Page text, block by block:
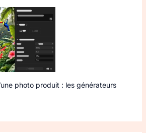
photo produit : les générateurs